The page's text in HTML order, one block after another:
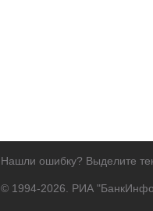
Нашли ошибку? Выделите
© 1994-2026. РИА